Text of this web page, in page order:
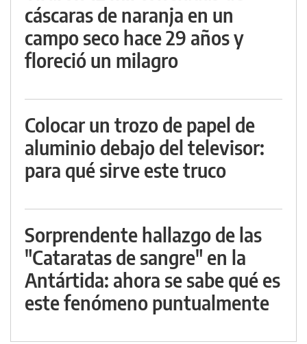
cáscaras de naranja en un
campo seco hace 29 años y
floreció un milagro
Colocar un trozo de papel de
aluminio debajo del televisor:
para qué sirve este truco
Sorprendente hallazgo de las
"Cataratas de sangre" en la
Antártida: ahora se sabe qué es
este fenómeno puntualmente